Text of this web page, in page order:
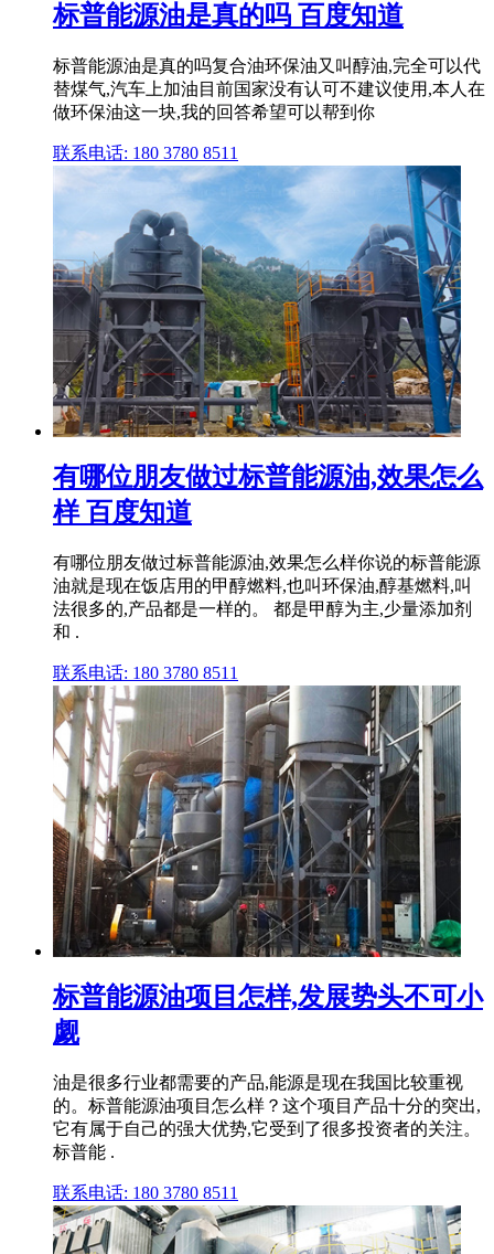
标普能源油是真的吗 百度知道
标普能源油是真的吗复合油环保油又叫醇油,完全可以代
替煤气,汽车上加油目前国家没有认可不建议使用,本人在
做环保油这一块,我的回答希望可以帮到你
联系电话: 180 3780 8511
有哪位朋友做过标普能源油,效果怎么
样 百度知道
有哪位朋友做过标普能源油,效果怎么样你说的标普能源
油就是现在饭店用的甲醇燃料,也叫环保油,醇基燃料,叫
法很多的,产品都是一样的。 都是甲醇为主,少量添加剂
和 .
联系电话: 180 3780 8511
标普能源油项目怎样,发展势头不可小
觑
油是很多行业都需要的产品,能源是现在我国比较重视
的。标普能源油项目怎么样？这个项目产品十分的突出,
它有属于自己的强大优势,它受到了很多投资者的关注。
标普能 .
联系电话: 180 3780 8511